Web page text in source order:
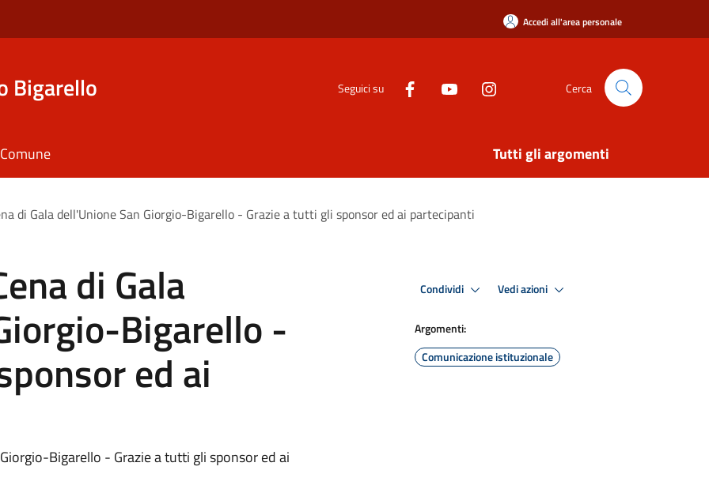
Accedi all'area personale
Bigarello Seguici su Cerca
Tutti gli argomenti
di Gala dell'Unione San Giorgio-Bigarello - Grazie a tutti gli sponsor ed ai partecipanti
di Gala
Bigarello -
ed ai
Bigarello - Grazie a tutti gli sponsor ed ai
Condividi Vedi azioni
Argomenti:
Comunicazione istituzionale